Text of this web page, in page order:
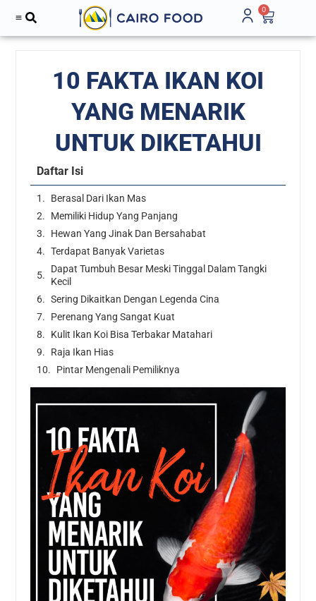
0
10 FAKTA IKAN KOI
YANG MENARIK
UNTUK DIKETAHUI
Daftar Isi
Berasal Dari Ikan Mas
Memiliki Hidup Yang Panjang
Hewan Yang Jinak Dan Bersahabat
Terdapat Banyak Varietas
Dapat Tumbuh Besar Meski Tinggal Dalam Tangki
Kecil
Sering Dikaitkan Dengan Legenda Cina
Perenang Yang Sangat Kuat
Kulit Ikan Koi Bisa Terbakar Matahari
Raja Ikan Hias
Pintar Mengenali Pemiliknya